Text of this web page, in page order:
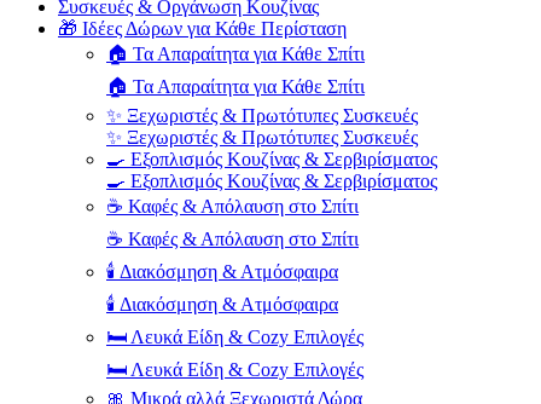
Συσκευές & Οργάνωση Κουζίνας
🎁 Ιδέες Δώρων για Κάθε Περίσταση
🏠 Τα Απαραίτητα για Κάθε Σπίτι
🏠 Τα Απαραίτητα για Κάθε Σπίτι
✨ Ξεχωριστές & Πρωτότυπες Συσκευές
✨ Ξεχωριστές & Πρωτότυπες Συσκευές
🍳 Εξοπλισμός Κουζίνας & Σερβιρίσματος
🍳 Εξοπλισμός Κουζίνας & Σερβιρίσματος
☕ Καφές & Απόλαυση στο Σπίτι
☕ Καφές & Απόλαυση στο Σπίτι
🕯️ Διακόσμηση & Ατμόσφαιρα
🕯️ Διακόσμηση & Ατμόσφαιρα
🛏️ Λευκά Είδη & Cozy Επιλογές
🛏️ Λευκά Είδη & Cozy Επιλογές
🎀 Μικρά αλλά Ξεχωριστά Δώρα